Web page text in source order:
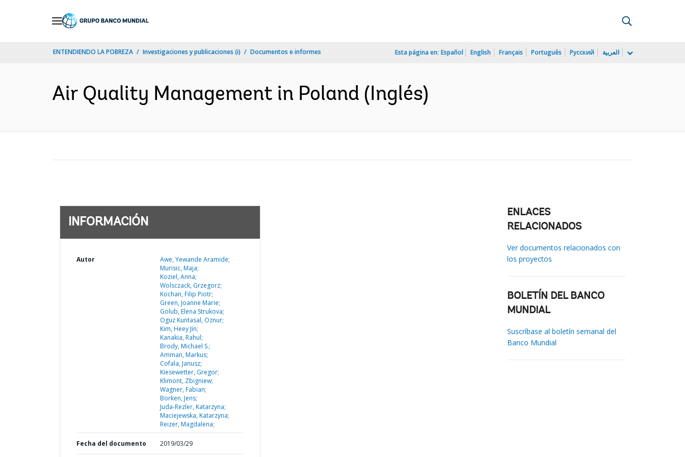
ENTENDIENDO LA POBREZA Investigaciones y publicaciones (i) Documentos e informes Esta página en: Español English Français Português Русский العربية
Air Quality Management in Poland (Inglés)
INFORMACIÓN
Autor
Awe, Yewande Aramide;
Murisic, Maja;
Koziel, Anna;
Wolsczack, Grzegorz;
Kochan, Filip Piotr;
Green, Joanne Marie;
Golub, Elena Strukova;
Oguz Kuntasal, Oznur;
Kim, Heey Jin;
Kanakia, Rahul;
Brody, Michael S.;
Amman, Markus;
Cofala, Janusz;
Kiesewetter, Gregor;
Klimont, Zbigniew;
Wagner, Fabian;
Borken, Jens;
Juda-Rezler, Katarzyna;
Maciejewska, Katarzyna;
Reizer, Magdalena;
Fecha del documento 2019/03/29
ENLACES
RELACIONADOS
Ver documentos relacionados con
los proyectos
BOLETÍN DEL BANCO
MUNDIAL
Suscríbase al boletín semanal del
Banco Mundial